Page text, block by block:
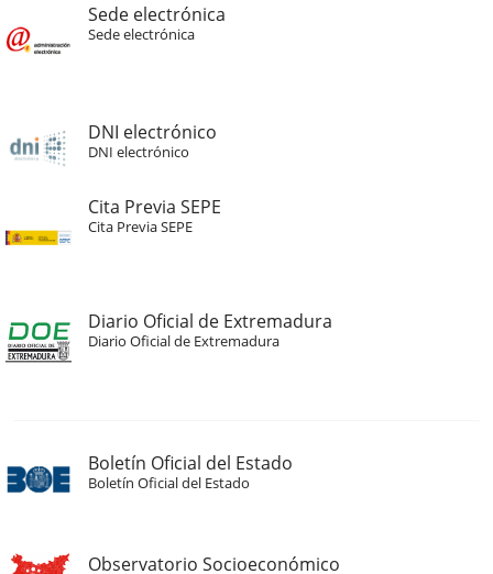
Sede electrónica
Sede electrónica
DNI electrónico
DNI electrónico
Cita Previa SEPE
Cita Previa SEPE
Diario Oficial de Extremadura
Diario Oficial de Extremadura
Boletín Oficial del Estado
Boletín Oficial del Estado
Observatorio Socioeconómico